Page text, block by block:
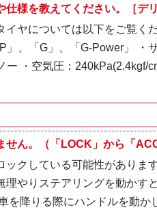
様を教えてください。［デ
イヤについては以下をご覧く
、「G」、「G-Power」 ・
・空気圧：240kPa(2.4kgf/
せん。（「LOCK」から「
ックしている可能性がありま
やりステアリングを動かす
を降りる際にハンドルを動か